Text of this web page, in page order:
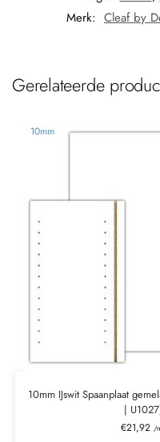
Merk: Cleaf by
Gerelateerde
10mm
10mm IJswit Spaanplaat
|
€21,92 /